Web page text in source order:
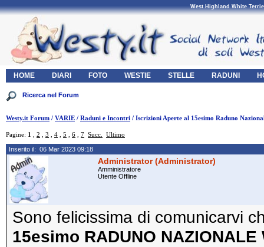
West Highland White
HOME DIARI FOTO WESTIE STELLE RADUNI
Westy.it Forum / VARIE / Raduni e Incontri / Iscrizioni Aperte al 15esimo Raduno
Pagine: 1 2 3 4 5 6 7 Succ. Ultimo
Inserito il: 06 Mar 2023 09:18
Administrator (Administrator)
Amministratore
Utente Offline
Sono felicissima di comunicarvi
15esimo RADUNO NAZIONALE